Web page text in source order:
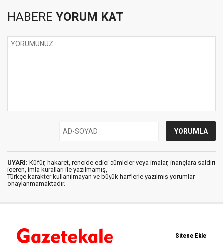
HABERE YORUM KAT
UYARI: Küfür, hakaret, rencide edici cümleler veya imalar, inançlara saldırı
içeren, imla kuralları ile yazılmamış,
Türkçe karakter kullanılmayan ve büyük harflerle yazılmış yorumlar
onaylanmamaktadır.